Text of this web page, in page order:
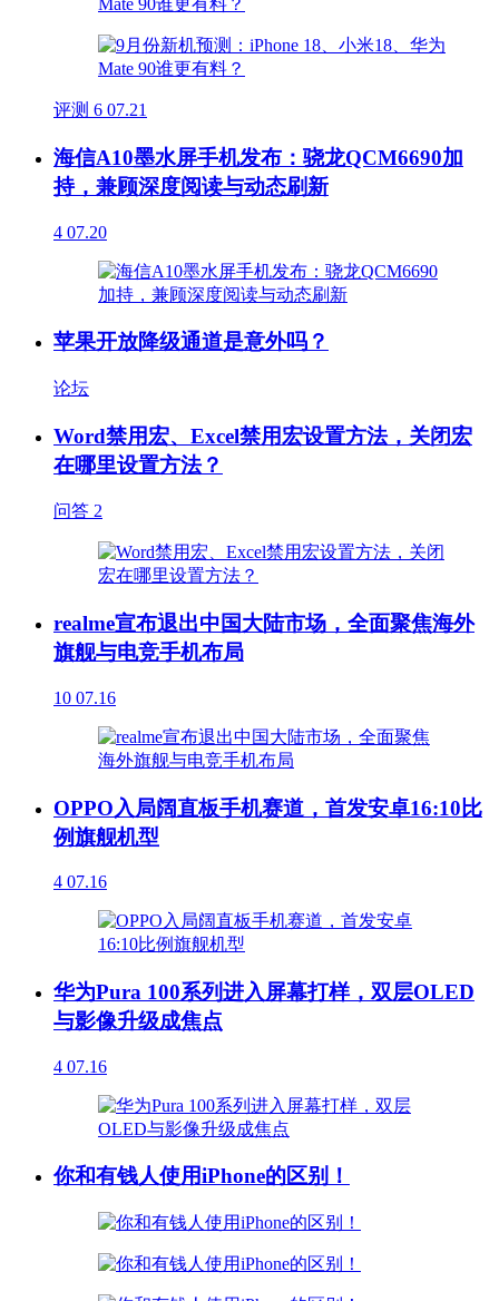
评测 6 07.21
海信A10墨水屏手机发布：骁龙QCM6690加
持，兼顾深度阅读与动态刷新
4 07.20
苹果开放降级通道是意外吗？
论坛
Word禁用宏、Excel禁用宏设置方法，关闭宏
在哪里设置方法？
问答 2
realme宣布退出中国大陆市场，全面聚焦海外
旗舰与电竞手机布局
10 07.16
OPPO入局阔直板手机赛道，首发安卓16:10比
例旗舰机型
4 07.16
华为Pura 100系列进入屏幕打样，双层OLED
与影像升级成焦点
4 07.16
你和有钱人使用iPhone的区别！